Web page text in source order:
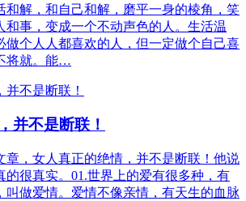
和解，和自己和解，磨平一身的棱角，笑
和事，变成一个不动声色的人。生活温
做个人人都喜欢的人，但一定做个自己喜
将就。能…
并不是断联！
章，女人真正的绝情，并不是断联！他说
的很真实。01.世界上的爱有很多种，有
叫做爱情。爱情不像亲情，有天生的血脉